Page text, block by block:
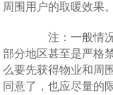
周围用户的取暖效果。
注：一般情况
部分地区甚至是严格
么要先获得物业和周
同意了，也应尽量的